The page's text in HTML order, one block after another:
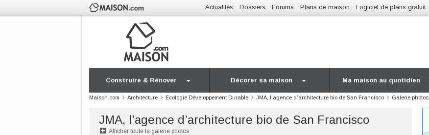
Actualités Dossiers Forums Plans de maison Logiciel de plans gratuit
Construire & Rénover Décorer sa maison Ma maison au quotidien
Maison.com Architecture Ecologie Développement Durable JMA, l’agence d’architecture bio de San Francisco Galerie photos
JMA, l’agence d’architecture bio de San Francisco
Afficher toute la galerie photos